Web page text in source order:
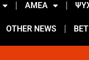
ΑΜΕΑ
OTHER NEWS BET